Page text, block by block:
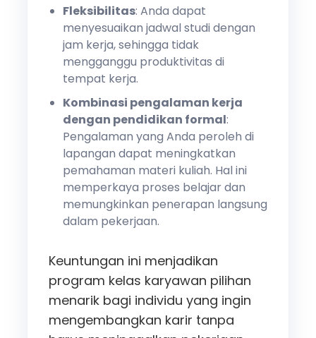
Fleksibilitas: Anda dapat
menyesuaikan jadwal studi dengan
jam kerja, sehingga tidak
mengganggu produktivitas di
tempat kerja.
Kombinasi pengalaman kerja
dengan pendidikan formal:
Pengalaman yang Anda peroleh di
lapangan dapat meningkatkan
pemahaman materi kuliah. Hal ini
memperkaya proses belajar dan
memungkinkan penerapan langsung
dalam pekerjaan.
Keuntungan ini menjadikan
program kelas karyawan pilihan
menarik bagi individu yang ingin
mengembangkan karir tanpa